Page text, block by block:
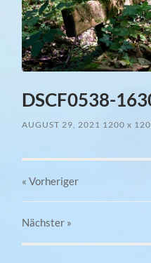
DSCF0538-
AUGUST 29, 2021 1200x
« Vorheriger
Nächster »